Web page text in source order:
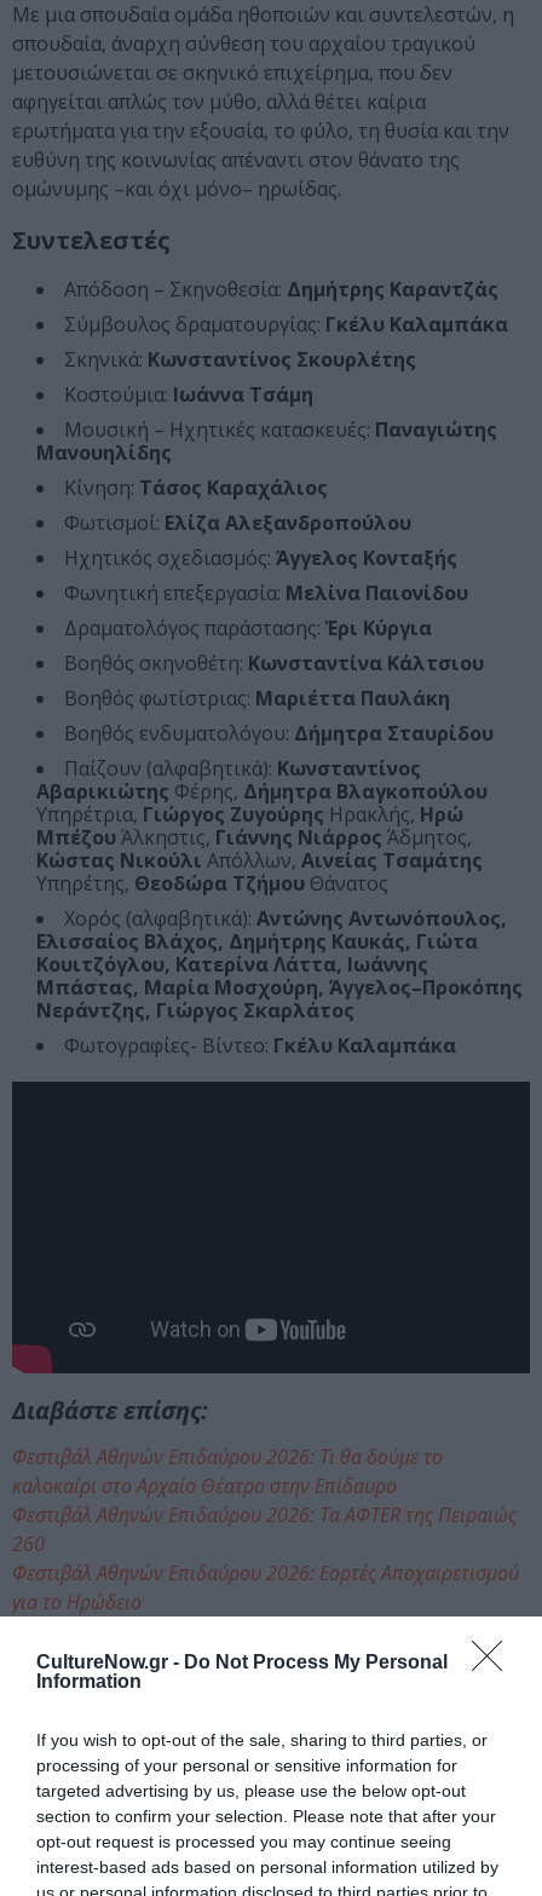
CultureNow.gr - Do Not Process My Personal
Information
If you wish to opt-out of the sale, sharing to third parties, or
processing of your personal or sensitive information for
targeted advertising by us, please use the below opt-out
section to confirm your selection. Please note that after your
opt-out request is processed you may continue seeing
interest-based ads based on personal information utilized by
us or personal information disclosed to third parties prior to
Με μια σπουδαία ομάδα ηθοποιών και συντελεστών, η
σπουδαία, άναρχη σύνθεση του αρχαίου τραγικού
μετουσιώνεται σε σκηνικό επιχείρημα, που δεν
αφηγείται απλώς τον μύθο, αλλά θέτει καίρια
ερωτήματα για την εξουσία, το φύλο, τη θυσία και την
ευθύνη της κοινωνίας απέναντι στον θάνατο της
ομώνυμης –και όχι μόνο– ηρωίδας.
Συντελεστές
Απόδοση – Σκηνοθεσία: Δημήτρης Καραντζάς
Σύμβουλος δραματουργίας: Γκέλυ Καλαμπάκα
Σκηνικά: Κωνσταντίνος Σκουρλέτης
Κοστούμια: Ιωάννα Τσάμη
Μουσική – Ηχητικές κατασκευές: Παναγιώτης
Μανουηλίδης
Κίνηση: Τάσος Καραχάλιος
Φωτισμοί: Ελίζα Αλεξανδροπούλου
Ηχητικός σχεδιασμός: Άγγελος Κονταξής
Φωνητική επεξεργασία: Μελίνα Παιονίδου
Δραματολόγος παράστασης: Έρι Κύργια
Βοηθός σκηνοθέτη: Κωνσταντίνα Κάλτσιου
Βοηθός φωτίστριας: Μαριέττα Παυλάκη
Βοηθός ενδυματολόγου: Δήμητρα Σταυρίδου
Παίζουν (αλφαβητικά): Κωνσταντίνος
Αβαρικιώτης Φέρης, Δήμητρα Βλαγκοπούλου
Υπηρέτρια, Γιώργος Ζυγούρης Ηρακλής, Ηρώ
Μπέζου Άλκηστις, Γιάννης Νιάρρος Άδμητος,
Κώστας Νικούλι Απόλλων, Αινείας Τσαμάτης
Υπηρέτης, Θεοδώρα Τζήμου Θάνατος
Χορός (αλφαβητικά): Αντώνης Αντωνόπουλος,
Ελισσαίος Βλάχος, Δημήτρης Καυκάς, Γιώτα
Κουιτζόγλου, Κατερίνα Λάττα, Ιωάννης
Μπάστας, Μαρία Μοσχούρη, Άγγελος–Προκόπης
Νεράντζης, Γιώργος Σκαρλάτος
Φωτογραφίες- Βίντεο: Γκέλυ Καλαμπάκα
Διαβάστε επίσης:
Φεστιβάλ Αθηνών Επιδαύρου 2026: Τι θα δούμε το
καλοκαίρι στο Αρχαίο Θέατρο στην Επίδαυρο
Φεστιβάλ Αθηνών Επιδαύρου 2026: Τα AΦTER της Πειραιώς
260
Φεστιβάλ Αθηνών Επιδαύρου 2026: Εορτές Αποχαιρετισμού
για το Ηρώδειο
συνάντησης το Φεστιβάλ Αθηνών Επιδαύρου 2026
Φεστιβάλ Αθηνών Επιδαύρου 2026: Ανακαλύψτε το φετινό
Ταυτότητα Εκδήλωσης
Ημερομηνία:
Από: 17/07/2026 Εως: 18/07/2026